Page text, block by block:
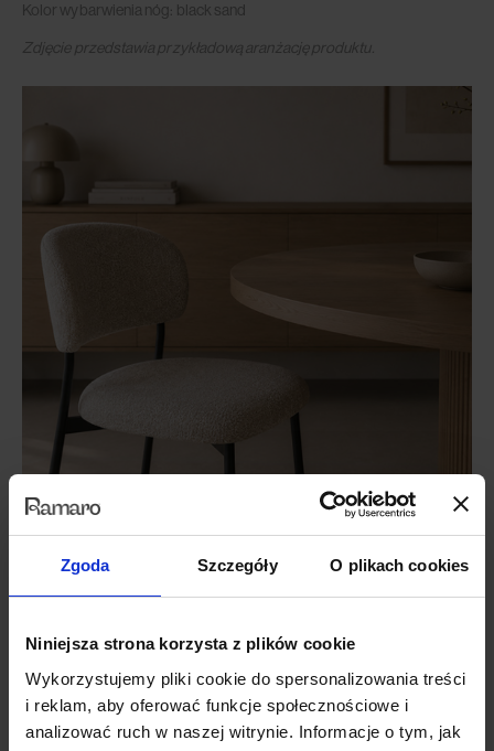
Zgoda Szczegóły O plikach cookies
Niniejsza strona korzysta z plików cookie
Wykorzystujemy pliki cookie do spersonalizowania treści
i reklam, aby oferować funkcje społecznościowe i
analizować ruch w naszej witrynie. Informacje o tym, jak
Kolor wybarwienia nóg: black sand
Zdjęcie przedstawia przykładową aranżację produktu.